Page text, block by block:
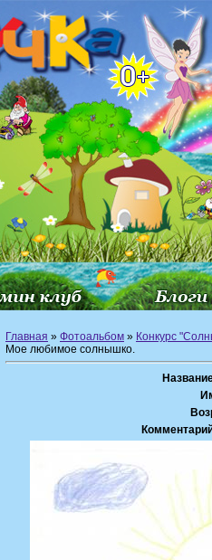
Главная » Фотоальбом » Конкурс
Мое любимое солнышко.